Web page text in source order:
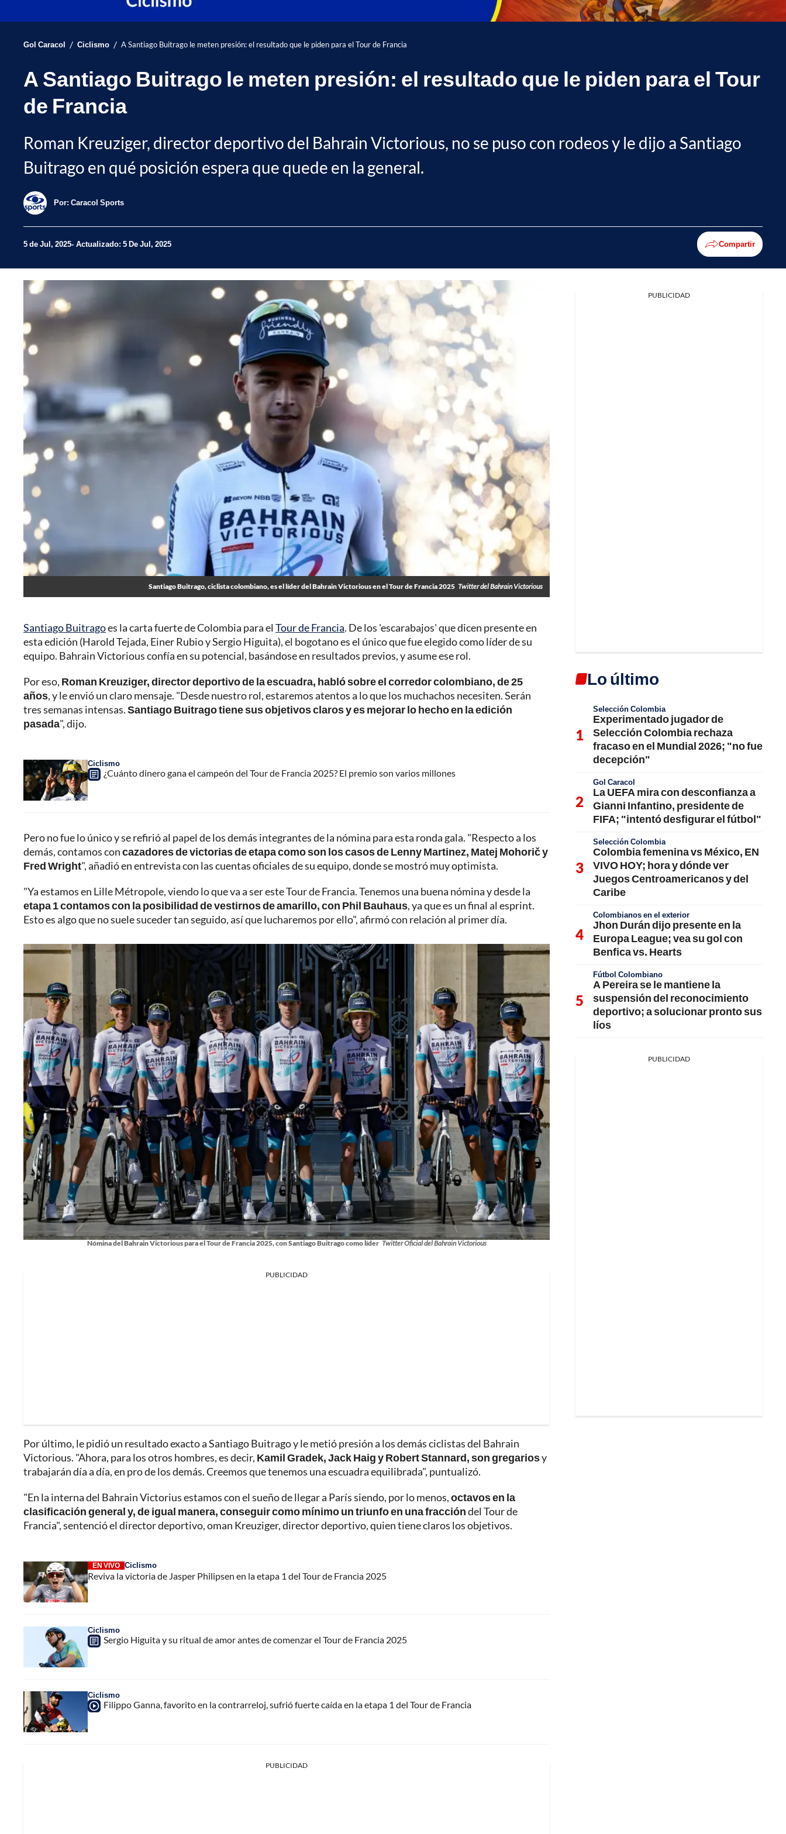
Gol Caracol / Ciclismo / A Santiago Buitrago le meten presión: el resultado que le piden para el Tour de Francia
A Santiago Buitrago le meten presión: el resultado que le piden para el Tour
de Francia
Roman Kreuziger, director deportivo del Bahrain Victorious, no se puso con rodeos y le dijo a Santiago
Buitrago en qué posición espera que quede en la general.
Por: Caracol Sports
5 de Jul, 2025 Actualizado: 5 De Jul, 2025 Compartir
Santiago Buitrago, ciclista colombiano, es el líder del Bahrain Victorious en el Tour de Francia 2025 Twitter del Bahrain Victorious
Santiago Buitragoes la carta fuerte de Colombia para el Tour de Francia. De los 'escarabajos' que dicen presente en
esta edición (Harold Tejada, Einer Rubio y Sergio Higuita), el bogotano es el único que fue elegido como líder de su
equipo. Bahrain Victorious confía en su potencial, basándose en resultados previos, y asume ese rol.
Por eso, Roman Kreuziger, director deportivo de la escuadra, habló sobre el corredor colombiano, de 25
años, y le envió un claro mensaje. "Desde nuestro rol, estaremos atentos a lo que los muchachos necesiten. Serán
tres semanas intensas.Santiago Buitrago tiene sus objetivos claros y es mejorar lo hecho en la edición
pasada", dijo.
Ciclismo
¿Cuánto dinero gana el campeón del Tour de Francia 2025? El premio son varios millones
Pero no fue lo único y se refirió al papel de los demás integrantes de la nómina para esta ronda gala. "Respecto a los
demás, contamos concazadores de victorias de etapa como son los casos de Lenny Martinez, Matej Mohorič y
Fred Wright", añadió en entrevista con las cuentas oficiales de su equipo, donde se mostró muy optimista.
"Ya estamos en Lille Métropole, viendo lo que va a ser este Tour de Francia. Tenemos una buena nómina y desde la
etapa 1 contamos con la posibilidad de vestirnos de amarillo, con Phil Bauhaus, ya que es un final al esprint.
Esto es algo que no suele suceder tan seguido, así que lucharemos por ello", afirmó con relación al primer día.
Nómina del Bahrain Victorious para el Tour de Francia 2025, con Santiago Buitrago como líder Twitter Oficial del Bahrain Victorious
PUBLICIDAD
Por último, le pidió un resultado exacto a Santiago Buitrago y le metió presión a los demás ciclistas del Bahrain
Victorious. "Ahora, para los otros hombres, es decir, Kamil Gradek, Jack Haig y Robert Stannard, son gregariosy
trabajarán día a día, en pro de los demás. Creemos que tenemos una escuadra equilibrada", puntualizó.
"En la interna del Bahrain Victorius estamos con el sueño de llegar a París siendo, por lo menos,octavos en la
clasificación general y, de igual manera, conseguir como mínimo un triunfo en una fraccióndel Tour de
Francia", sentenció el director deportivo, oman Kreuziger, director deportivo, quien tiene claros los objetivos.
EN VIVO Ciclismo
Reviva la victoria de Jasper Philipsen en la etapa 1 del Tour de Francia 2025
Ciclismo
Sergio Higuita y su ritual de amor antes de comenzar el Tour de Francia 2025
Ciclismo
Filippo Ganna, favorito en la contrarreloj, sufrió fuerte caída en la etapa 1 del Tour de Francia
PUBLICIDAD
PUBLICIDAD
Lo último
Selección Colombia
Experimentado jugador de
Selección Colombia rechaza
fracaso en el Mundial 2026; "no fue
decepción"
Gol Caracol
La UEFA mira con desconfianza a
Gianni Infantino, presidente de
FIFA; "intentó desfigurar el fútbol"
Selección Colombia
Colombia femenina vs México, EN
VIVO HOY; hora y dónde ver
Juegos Centroamericanos y del
Caribe
Colombianos en el exterior
Jhon Durán dijo presente en la
Europa League; vea su gol con
Benfica vs. Hearts
Fútbol Colombiano
A Pereira se le mantiene la
suspensión del reconocimiento
deportivo; a solucionar pronto sus
líos
PUBLICIDAD